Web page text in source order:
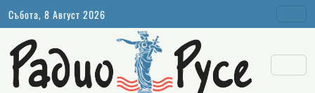
Събота, 8 Август 2026